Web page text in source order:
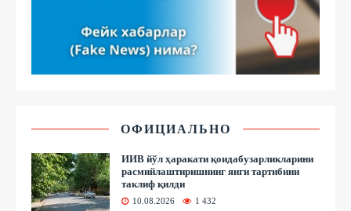
ОФИЦИАЛЬНО
ИИВ йўл ҳаракати қоидабузарликларини
расмийлаштиришнинг янги тартибини
таклиф қилди
10.08.2026 1 432